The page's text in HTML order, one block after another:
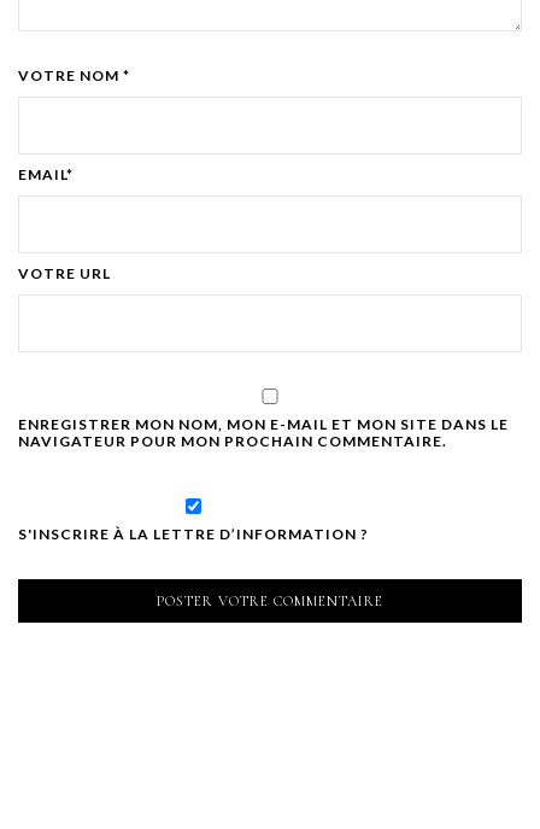
VOTRE NOM *
EMAIL*
VOTRE URL
ENREGISTRER MON NOM, MON E-MAIL ET MON SITE DANS LE
NAVIGATEUR POUR MON PROCHAIN COMMENTAIRE.
S'INSCRIRE À LA LETTRE D’INFORMATION ?